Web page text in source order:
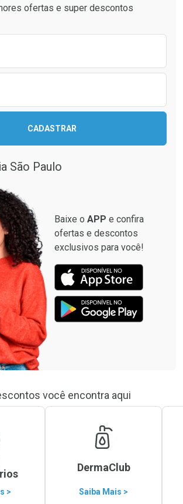
Comprar sem Desconto
Comprar sem Desconto
ofertas e super descontos
CADASTRAR
São Paulo
Baixe o APP e confira
ofertas e descontos
exclusivos para você!
você encontra aqui
>
DermaClub
Saiba Mais >